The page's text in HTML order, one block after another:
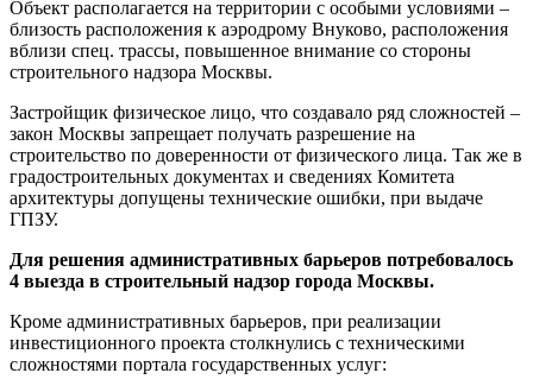
Объект располагается на территории с особыми условиями –
близость расположения к аэродрому Внуково, расположения
вблизи спец. трассы, повышенное внимание со стороны
строительного надзора Москвы.
Застройщик физическое лицо, что создавало ряд сложностей –
закон Москвы запрещает получать разрешение на
строительство по доверенности от физического лица. Так же в
градостроительных документах и сведениях Комитета
архитектуры допущены технические ошибки, при выдаче
ГПЗУ.
Для решения административных барьеров потребовалось
4 выезда в строительный надзор города Москвы.
Кроме административных барьеров, при реализации
инвестиционного проекта столкнулись с техническими
сложностями портала государственных услуг: